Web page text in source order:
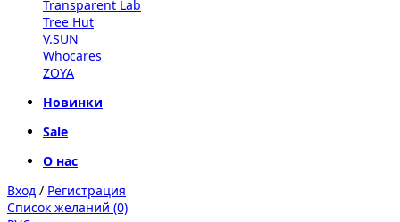
Transparent Lab
Tree Hut
V.SUN
Whocares
ZOYA
Новинки
Sale
О нас
Вход / Регистрация
Список желаний (0)